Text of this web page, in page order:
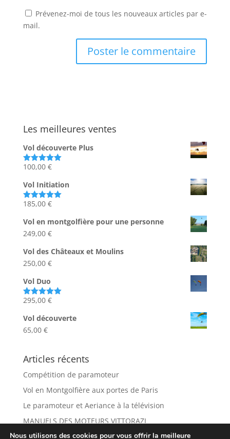
Prévenez-moi de tous les nouveaux articles par e-
mail.
Les meilleures ventes
Vol découverte Plus
Note5.00
100,00 €
Vol Initiation
Note5.00
185,00 €
Vol en montgolfière pour une personne
249,00 €
Vol des Châteaux et Moulins
250,00 €
Vol Duo
Note5.00
295,00 €
Vol découverte
65,00 €
Articles récents
Compétition de paramoteur
Vol en Montgolfière aux portes de Paris
Le paramoteur et Aeriance à la télévision
MANUELS DES MOTEURS VITTORAZI
Les Châteaux vus du ciel
Nous utilisons des cookies pour vous offrir la meilleure